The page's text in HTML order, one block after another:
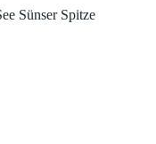
Sünser Spitze